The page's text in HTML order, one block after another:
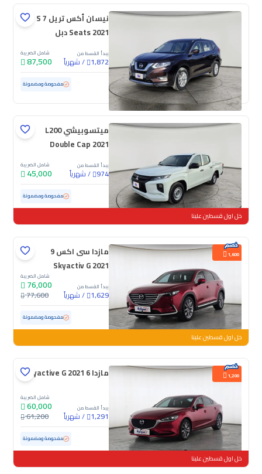
نيسان أكس تريل S 7
Seats 2021 دبل
يبدأ القسط من
1,872
/شهرياً
شامل الضريبة
87,500
مستعملة 76,959 كم مفحوصة ومضمونة
ميتسوبيشي L200
Double Cap 2021
يبدأ القسط من
974
/شهرياً
شامل الضريبة
45,000
مستعملة 78,182 كم مفحوصة ومضمونة
خل اول قسطين علينا
1,600
مازدا سى اكس 9
Skyactiv G 2021
يبدأ القسط من
1,629
/شهرياً
شامل الضريبة
76,000
77,600
مستعملة 164,634 كم مفحوصة ومضمونة
خل اول قسطين علينا
1,200 مازدا 6 Skyactive G 2021
يبدأ القسط من
1,291
/شهرياً
شامل الضريبة
60,000
61,200
مستعملة 99,379 كم مفحوصة ومضمونة
خل اول قسطين علينا